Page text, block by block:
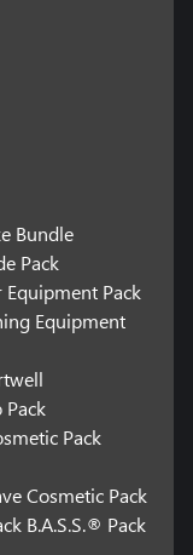
Bundle
Pack
Pack
Equipment
Pack
Cosmetic Pack
B.A.S.S.® Pack